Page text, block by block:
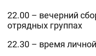
22.00 – вечерний
отрядных группах
22.30 – время